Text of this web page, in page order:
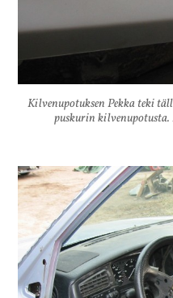
Kilvenupotuksen Pekka teki
puskurin